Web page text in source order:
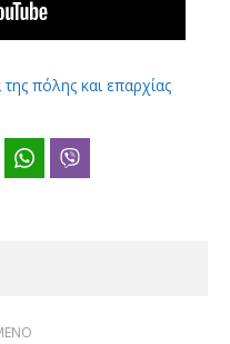
πόλης και επαρχίας
Email WhatsApp